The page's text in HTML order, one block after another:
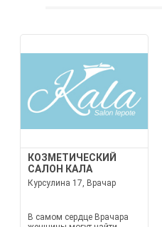
КОЗМЕТИЧЕСКИЙ
САЛОН КАЛА
Курсулина 17, Врачар
В самом сердце Врачара